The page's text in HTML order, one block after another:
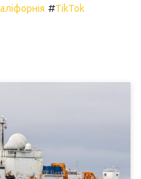
#TikTok